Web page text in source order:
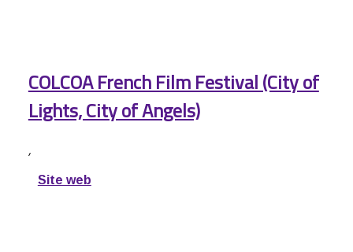
COLCOA French Film Festival (City of
Lights, City of Angels)
,
Site web